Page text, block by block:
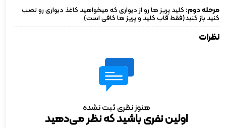
مرحله دوم: کلید پریز ها رو از دیواری که میخواهید کاغذ دیواری رو نصب
کنید باز کنید(فقط قاب کلید و پریز ها کافی است)
نظرات
هنوز نظری ثبت نشده
اولین نفری باشید که نظر می‌دهید